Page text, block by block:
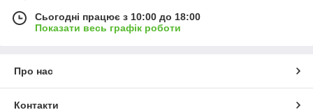
Сьогодні працює з 10:00 до 18:00
Показати весь графік роботи
Про нас
Контакти